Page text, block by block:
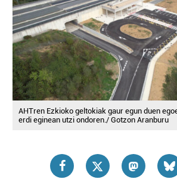
AHTren Ezkioko geltokiak gaur egun duen
erdi eginean utzi ondoren./ Gotzon Aranburu